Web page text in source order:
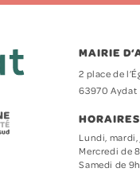
MAIRIE
2 place de
63970 Aydat
Lundi,
Mercredi de
Samedi de